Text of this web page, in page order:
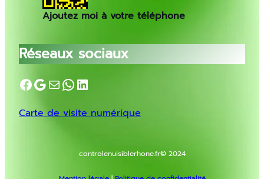
Ajoutez moi à votre téléphone
Réseaux sociaux
Facebook Google E-mail WhatsApp LinkedIn
Carte de visite numérique
controlenuisiblerhone.fr© 2024